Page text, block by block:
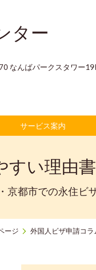
ター
なんばパークスタワー
サービス案内
すい理由
京都市での永住ビ
ージ 外国人ビザ申請コラ